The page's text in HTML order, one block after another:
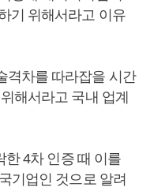
기 위해서라고 이유
격차를 따라잡을 시간
해서라고 국내 업계
한 4차 인증 때 이를
기업인 것으로 알려